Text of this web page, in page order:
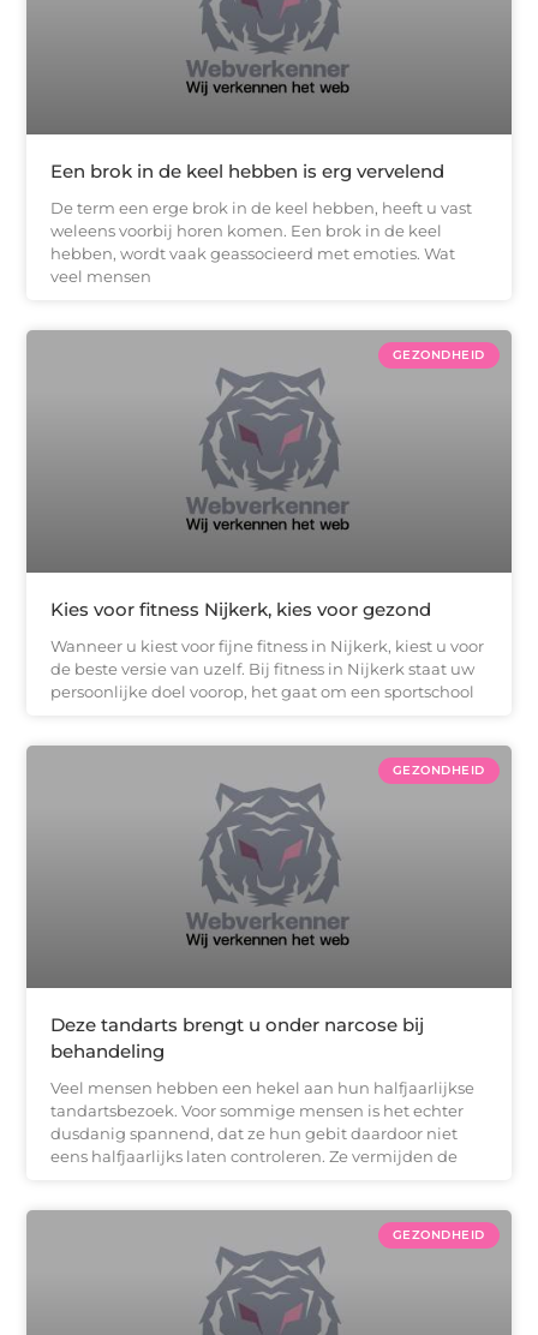
Een brok in de keel hebben is erg vervelend
De term een erge brok in de keel hebben, heeft u vast
weleens voorbij horen komen. Een brok in de keel
hebben, wordt vaak geassocieerd met emoties. Wat
veel mensen
GEZONDHEID
Kies voor fitness Nijkerk, kies voor gezond
Wanneer u kiest voor fijne fitness in Nijkerk, kiest u voor
de beste versie van uzelf. Bij fitness in Nijkerk staat uw
persoonlijke doel voorop, het gaat om een sportschool
GEZONDHEID
Deze tandarts brengt u onder narcose bij
behandeling
Veel mensen hebben een hekel aan hun halfjaarlijkse
tandartsbezoek. Voor sommige mensen is het echter
dusdanig spannend, dat ze hun gebit daardoor niet
eens halfjaarlijks laten controleren. Ze vermijden de
GEZONDHEID